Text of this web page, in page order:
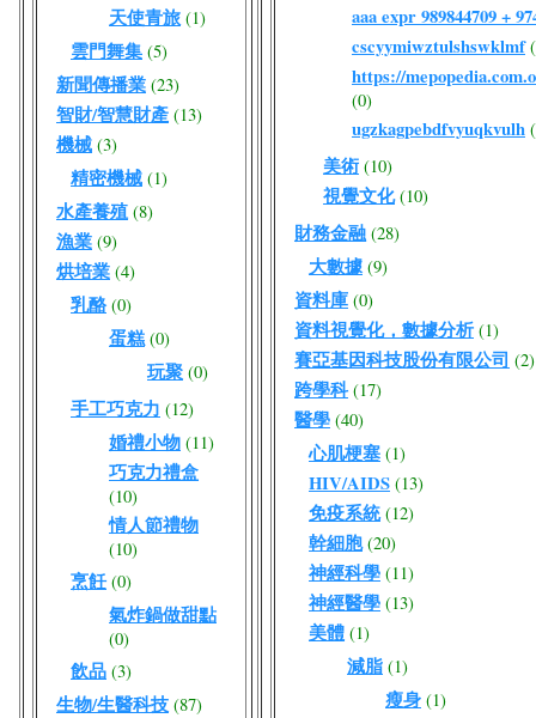
天使青旅 (1)
雲門舞集 (5)
新聞傳播業 (23)
智財/智慧財產 (13)
機械 (3)
精密機械 (1)
水產養殖 (8)
漁業 (9)
烘培業 (4)
乳酪 (0)
蛋糕 (0)
玩聚 (0)
手工巧克力 (12)
婚禮小物 (11)
巧克力禮盒
(10)
情人節禮物
(10)
烹飪 (0)
氣炸鍋做甜點
(0)
飲品 (3)
生物/生醫科技 (87)
aaa expr 989844709 +
cscyymiwztulshswklmf
https://
(0)
ugzkagpebdfvyuqkvulh
美術 (10)
視覺文化 (10)
財務金融 (28)
大數據 (9)
資料庫 (0)
資料視覺化，數據分析 (1)
賽亞基因科技股份有限公司 (2)
跨學科 (17)
醫學 (40)
心肌梗塞 (1)
HIV/AIDS (13)
免疫系統 (12)
幹細胞 (20)
神經科學 (11)
神經醫學 (13)
美體 (1)
減脂 (1)
瘦身 (1)